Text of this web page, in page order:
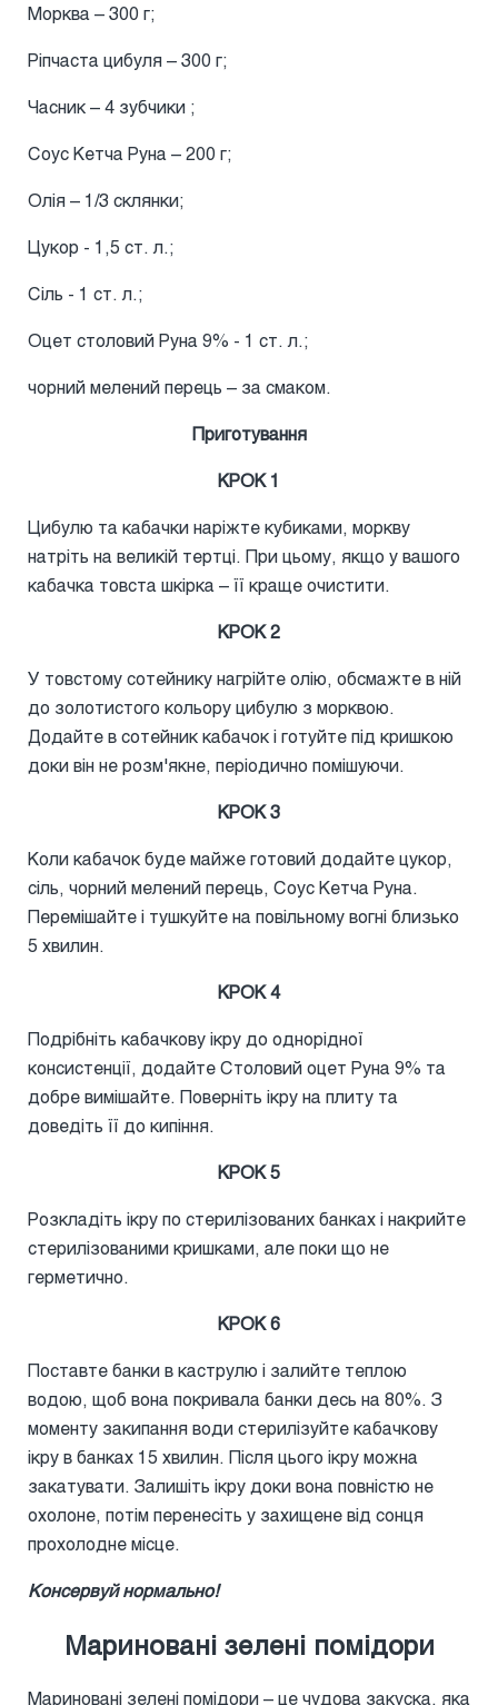
Морква – 300 г;
Ріпчаста цибуля – 300 г;
Часник – 4 зубчики ;
Соус Кетча Руна – 200 г;
Олія – 1/3 склянки;
Цукор - 1,5 ст. л.;
Сіль - 1 ст. л.;
Оцет столовий Руна 9% - 1 ст. л.;
чорний мелений перець – за смаком.
Приготування
КРОК 1
Цибулю та кабачки наріжте кубиками, моркву
натріть на великій тертці. При цьому, якщо у вашого
кабачка товста шкірка – її краще очистити.
КРОК 2
У товстому сотейнику нагрійте олію, обсмажте в ній
до золотистого кольору цибулю з морквою.
Додайте в сотейник кабачок і готуйте під кришкою
доки він не розм'якне, періодично помішуючи.
КРОК 3
Коли кабачок буде майже готовий додайте цукор,
сіль, чорний мелений перець, Соус Кетча Руна.
Перемішайте і тушкуйте на повільному вогні близько
5 хвилин.
КРОК 4
Подрібніть кабачкову ікру до однорідної
консистенції, додайте Столовий оцет Руна 9% та
добре вимішайте. Поверніть ікру на плиту та
доведіть її до кипіння.
КРОК 5
Розкладіть ікру по стерилізованих банках і накрийте
стерилізованими кришками, але поки що не
герметично.
КРОК 6
Поставте банки в каструлю і залийте теплою
водою, щоб вона покривала банки десь на 80%. З
моменту закипання води стерилізуйте кабачкову
ікру в банках 15 хвилин. Після цього ікру можна
закатувати. Залишіть ікру доки вона повністю не
охолоне, потім перенесіть у захищене від сонця
прохолодне місце.
Консервуй нормально!
Мариновані зелені помідори
Мариновані зелені помідори – це чудова закуска, яка